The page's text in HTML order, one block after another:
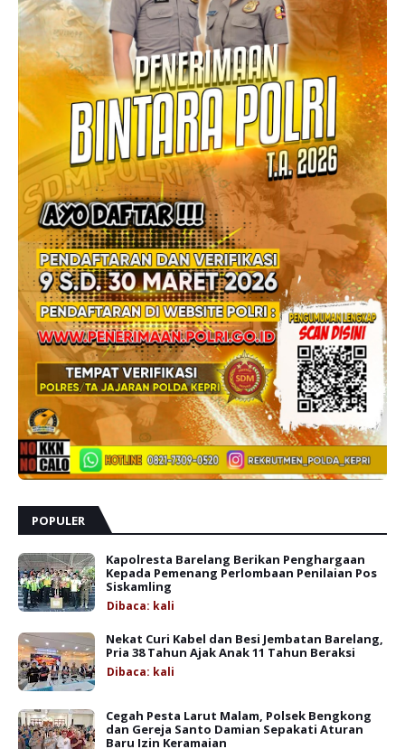
POPULER
Kapolresta Barelang Berikan Penghargaan
Kepada Pemenang Perlombaan Penilaian Pos
Siskamling
Dibaca: kali
Nekat Curi Kabel dan Besi Jembatan Barelang,
Pria 38 Tahun Ajak Anak 11 Tahun Beraksi
Dibaca: kali
Cegah Pesta Larut Malam, Polsek Bengkong
dan Gereja Santo Damian Sepakati Aturan
Baru Izin Keramaian